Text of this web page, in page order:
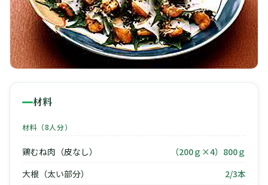
材料
材料（8人分）
鶏むね肉（皮なし）
（200ｇ×4）800ｇ
大根（太い部分）
2/3本